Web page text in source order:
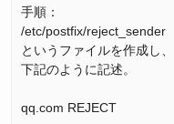
手順：
/etc/postfix/reject_sender
というファイルを作成し、
下記のように記述。
qq.com REJECT